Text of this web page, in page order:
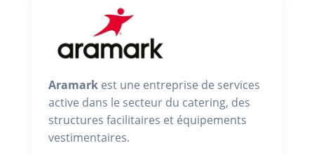
Aramark est une entreprise de services
active dans le secteur du catering, des
structures facilitaires et équipements
vestimentaires.